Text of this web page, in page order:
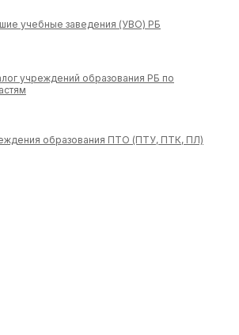
учебные заведения (УВО) РБ
учреждений образования РБ по
образования ПТО (ПТУ, ПТК, ПЛ)